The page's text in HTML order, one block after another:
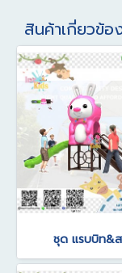
สินค้าเกี่ยวข้อ
ชุด แรบบิท&